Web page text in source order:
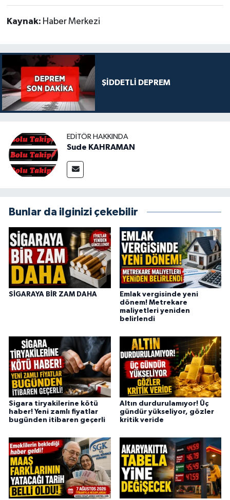
Kaynak: Haber Merkezi
ŞİDDETLİ DEPREM
EDITÖR HAKKINDA
Sude KAHRAMAN
Bunlar da ilginizi çekebilir
SİGARAYA BİR ZAM DAHA
Emlak vergisinde yeni
dönem! Metrekare
maliyetleri yeniden
belirlendi
Sigara tiryakilerine kötü
haber! Yeni zamlı fiyatlar
bugünden itibaren geçerli
Altın durdurulamıyor! Üç
gündür yükseliyor, gözler
kritik veride